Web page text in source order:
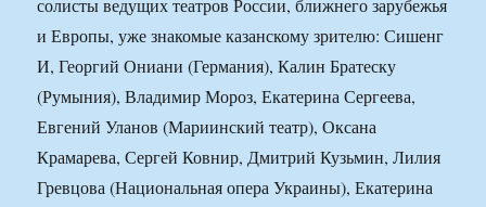
солисты ведущих театров России, ближнего зарубежья
и Европы, уже знакомые казанскому зрителю: Сишенг
И, Георгий Ониани (Германия), Калин Братеску
(Румыния), Владимир Мороз, Екатерина Сергеева,
Евгений Уланов (Мариинский театр), Оксана
Крамарева, Сергей Ковнир, Дмитрий Кузьмин, Лилия
Гревцова (Национальная опера Украины), Екатерина